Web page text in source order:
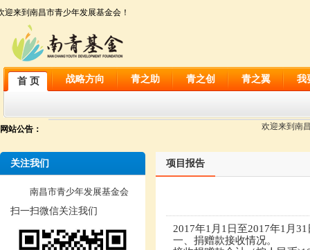
迎来到南昌市青少年发展基金会！
首 页 战略方向 青之助 青之创 青之翼 我
网站公告： 欢迎来到南
关注我们
南昌市青少年发展基金会
扫一扫微信关注我们
项目报告
2017年1 月 1 日至2017年1 月 31
一、捐赠款接收情况。